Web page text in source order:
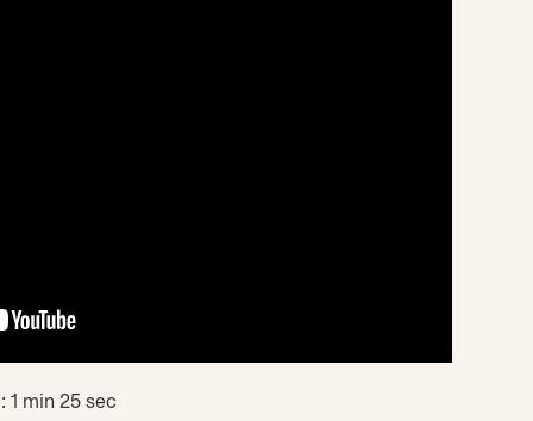
1 min 25 sec